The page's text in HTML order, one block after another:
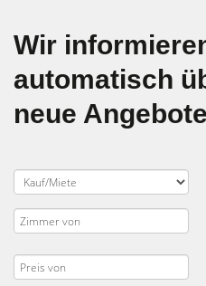
Wir
automatisch
neue Angebote